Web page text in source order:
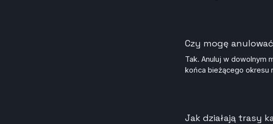
Czy mogę
Tak. Anuluj w dowolnym
końca bieżącego okresu
Jak działają trasy